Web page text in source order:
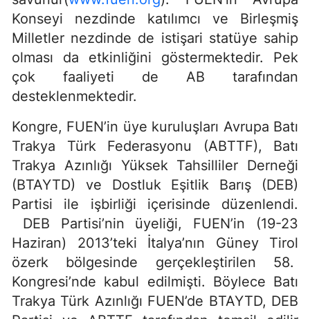
Konseyi nezdinde katılımcı ve Birleşmiş
Milletler nezdinde de istişari statüye sahip
olması da etkinliğini göstermektedir. Pek
çok faaliyeti de AB tarafından
desteklenmektedir.
Kongre, FUEN’in üye kuruluşları Avrupa Batı
Trakya Türk Federasyonu (ABTTF), Batı
Trakya Azınlığı Yüksek Tahsilliler Derneği
(BTAYTD) ve Dostluk Eşitlik Barış (DEB)
Partisi ile işbirliği içerisinde düzenlendi.
DEB Partisi’nin üyeliği, FUEN’in (19-23
Haziran) 2013’teki İtalya’nın Güney Tirol
özerk bölgesinde gerçekleştirilen 58.
Kongresi’nde kabul edilmişti. Böylece Batı
Trakya Türk Azınlığı FUEN’de BTAYTD, DEB